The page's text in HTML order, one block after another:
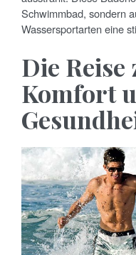
Schwimmbad, sondern
Wassersportarten eine
Die Reise
Komfort